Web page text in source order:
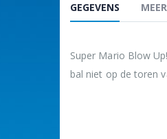
begin
van
afbeeldingen-
gallerij
GEGEVENS
Super Mario Blow
bal niet op de toren